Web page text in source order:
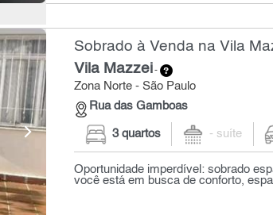
Sobrado à Venda na Vila
Vila Mazzei-
Zona Norte - São Paulo
Rua das Gamboas
3 quartos - suíte
Oportunidade imperdível: sobrado
você está em busca de conforto,